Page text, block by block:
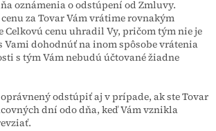
oznámenia o odstúpení od Zmluvy.
za Tovar Vám vrátime rovnakým
Celkovú cenu uhradil Vy, pričom tým nie je
Vami dohodnúť na inom spôsobe vrátenia
s tým Vám nebudú účtované žiadne
odstúpiť aj v prípade, ak ste Tovar
dní odo dňa, keď Vám vznikla